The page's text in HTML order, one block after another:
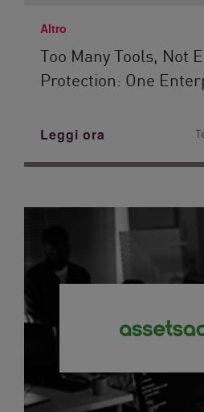
Altro
Too Many Tools, Not
Protection: One
Leggi ora